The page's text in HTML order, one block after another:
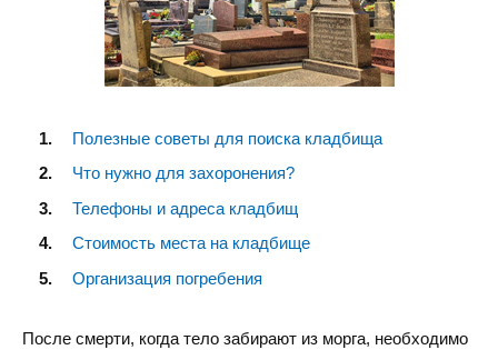
Полезные советы для поиска кладбища
Что нужно для захоронения?
Телефоны и адреса кладбищ
Стоимость места на кладбище
Организация погребения
После смерти, когда тело забирают из морга, необходимо